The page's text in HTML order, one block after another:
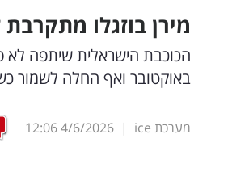
מירן בוזגלו
באוקטובר ואף החלה לשמור
מערכת ice |
4/6/2026
12:06